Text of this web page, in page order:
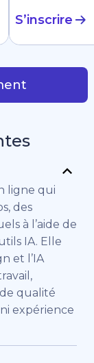
S’inscrire
ligne qui
des
à l’aide de
IA. Elle
et l’IA
qualité
expérience